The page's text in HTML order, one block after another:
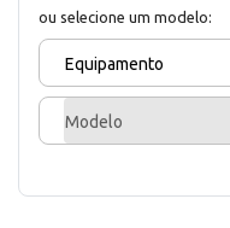
ou selecione um modelo:
Equipamento
Modelo